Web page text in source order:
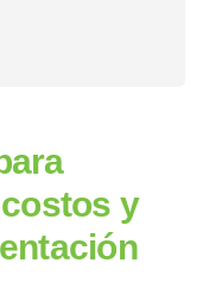
y